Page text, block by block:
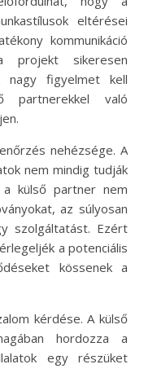
eltérései
kommunikáció
projekt sikeresen
nagy figyelmet kell
való
nehézsége. A
nem mindig tudják
külső partner nem
az súlyosan
szolgáltatást. Ezért
a potenciális
kössenek a
kérdése. A külső
hordozza a
egy részüket